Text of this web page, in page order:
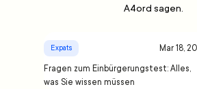
A4ord sagen.
Expats Mar 18,
Fragen zum Einbürgerungstest: Alles,
was Sie wissen müssen